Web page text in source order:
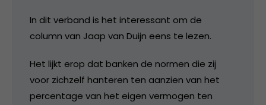
In dit verband is het interessant om de
column van Jaap van Duijn eens te lezen.
Het lijkt erop dat banken de normen die zij
voor zichzelf hanteren ten aanzien van het
percentage van het eigen vermogen ten